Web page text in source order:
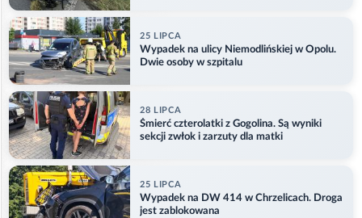
25 LIPCA
Wypadek na ulicy Niemodlińskiej w Opolu.
Dwie osoby w szpitalu
28 LIPCA
Śmierć czterolatki z Gogolina. Są wyniki
sekcji zwłok i zarzuty dla matki
25 LIPCA
Wypadek na DW 414 w Chrzelicach. Droga
jest zablokowana